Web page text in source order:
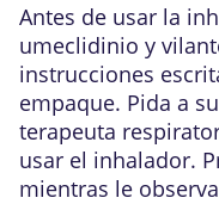
Antes de usar la
umeclidinio y
instrucciones
empaque. Pida a
terapeuta
usar el inhalador.
mientras le